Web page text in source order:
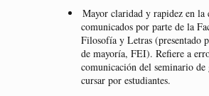
Mayor claridad y rapidez en la
comunicados por parte de la
Filosofía y Letras (presentado
de mayoría, FEI). Refiere a
comunicación del seminario de
cursar por estudiantes.